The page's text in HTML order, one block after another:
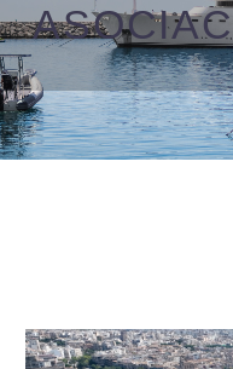
Español